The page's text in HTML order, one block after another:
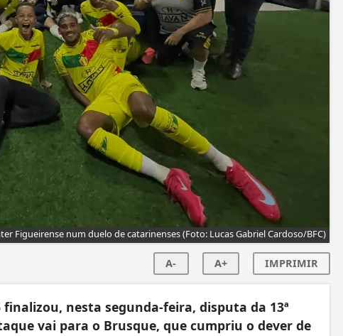
Figueirense num duelo de catarinenses (Foto: Lucas Gabriel Cardoso/BFC)
A- A+ IMPRIMIR
finalizou, nesta segunda-feira, disputa da 13ª
vai para o Brusque, que cumpriu o dever de